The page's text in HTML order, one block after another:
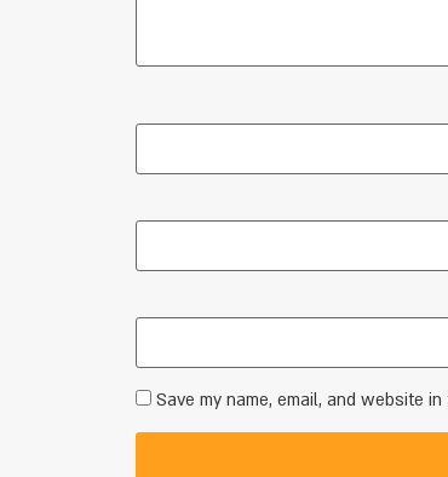
Save my name, email, and website